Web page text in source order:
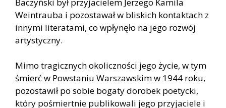
Weintrauba i pozostawał w bliskich kontaktach z
innymi literatami, co wpłynęło na jego rozwój
artystyczny.
Mimo tragicznych okoliczności jego życie, w tym
śmierć w Powstaniu Warszawskim w 1944 roku,
pozostawił po sobie bogaty dorobek poetycki,
który pośmiertnie publikowali jego przyjaciele i